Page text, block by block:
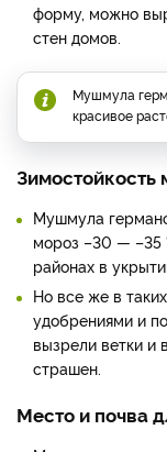
форму, можно
стен домов.
Мушмула
красивое
Мушмула
мороз –30 — –35
районах в
Но все же в
удобрениями и
вызрели ветки и
страшен.
Место и почва